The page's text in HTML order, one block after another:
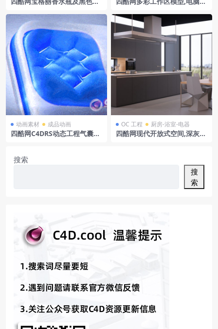
动画素材 成品动画
四酷网C4DRS动态工程气囊动
OC 工程 厨房-浴室-电器
四酷网现代开放式空间,深灰橱
搜索
搜
索